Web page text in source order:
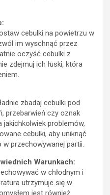
cebulki na powietrzu w
im wyschnąć przez
oczyść cebulki z
zdejmuj ich łuski, która
zbadaj cebulki pod
przebarwień czy oznak
jakichkolwiek problemów,
cebulki, aby uniknąć
przechowywanej partii.
Warunkach:
w chłodnym i
utrzymuje się w
jest również